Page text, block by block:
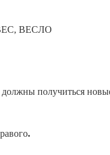
ВЕС, ВЕСЛО
получиться
.